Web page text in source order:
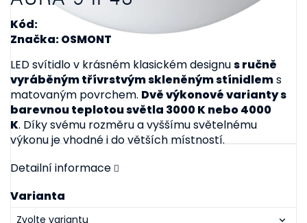
Kód:
Značka: OSMONT
Varianta
LED svítidlo v krásném klasickém designus ručně
vyráběným třívrstvým skleněným stínidlems
matovaným povrchem. Dvě výkonové varianty s
barevnou teplotou světla 3000 K nebo 4000
K. Díky svému rozměru a vyššímu světelnému
výkonu je vhodné i do větších místností.
Detailní informace